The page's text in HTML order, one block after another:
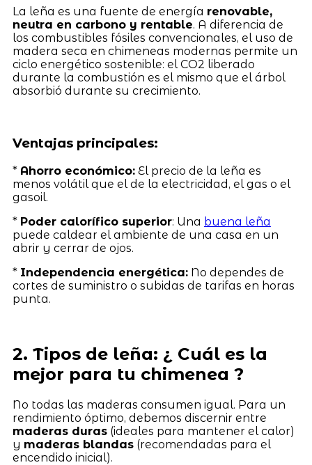
La leña es una fuente de energía renovable,
neutra en carbono y rentable. A diferencia de
los combustibles fósiles convencionales, el uso de
madera seca en chimeneas modernas permite un
ciclo energético sostenible: el CO2 liberado
durante la combustión es el mismo que el árbol
absorbió durante su crecimiento.
Ventajas principales:
* Ahorro económico:El precio de la leña es
menos volátil que el de la electricidad, el gas o el
gasoil.
* Poder calorífico superior: Una buena leña
puede caldear el ambiente de una casa en un
abrir y cerrar de ojos.
* Independencia energética:No dependes de
cortes de suministro o subidas de tarifas en horas
punta.
2. Tipos de leña: ¿ Cuál es la
mejor para tu chimenea ?
No todas las maderas consumen igual. Para un
rendimiento óptimo, debemos discernir entre
maderas duras(ideales para mantener el calor)
y maderas blandas(recomendadas para el
encendido inicial).